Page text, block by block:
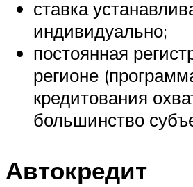
ставка
индивидуально;
постоянная
регионе
кредитования
большинство
Автокредит